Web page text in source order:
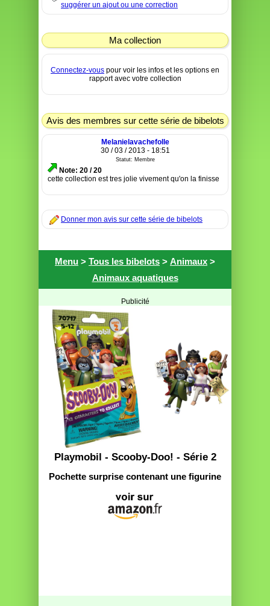
suggérer un ajout ou une correction
Ma collection
Connectez-vous pour voir les infos et les options en
rapport avec votre collection
Avis des membres sur cette série de bibelots
Melanielavachefolle
30 / 03 / 2013 - 18:51
Statut: Membre
Note: 20 / 20
cette collection est tres jolie vivement qu'on la finisse
Donner mon avis sur cette série de bibelots
Menu > Tous les bibelots > Animaux >
Animaux aquatiques
Publicité
Playmobil - Scooby-Doo! - Série 2
Pochette surprise contenant une figurine